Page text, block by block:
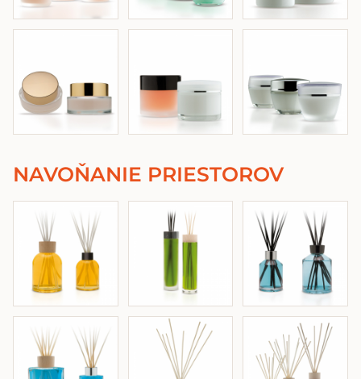
NAVOŇANIE PRIESTOROV